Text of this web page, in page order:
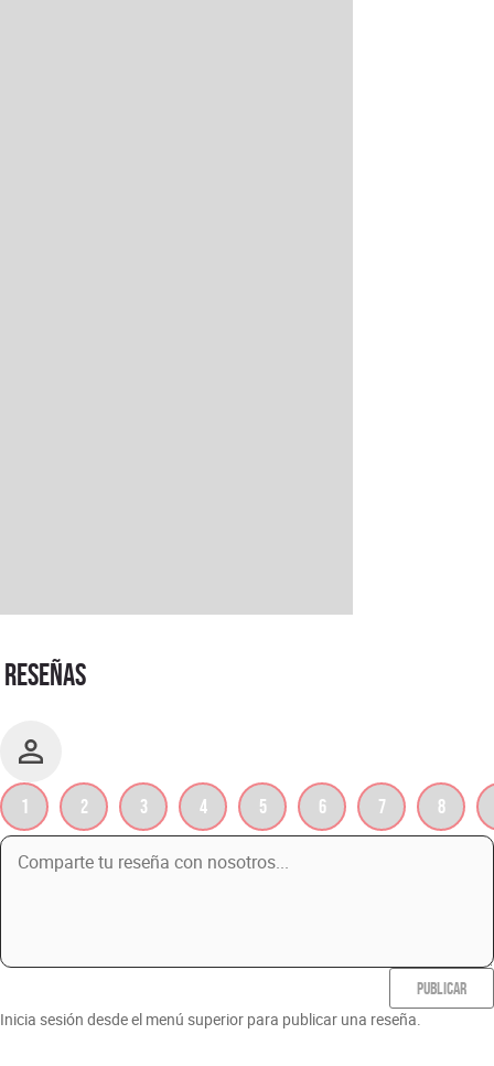
RESEÑAS
1 2 3 4 5 6 7 8
PUBLICAR
Inicia sesión desde el menú superior para publicar una reseña.